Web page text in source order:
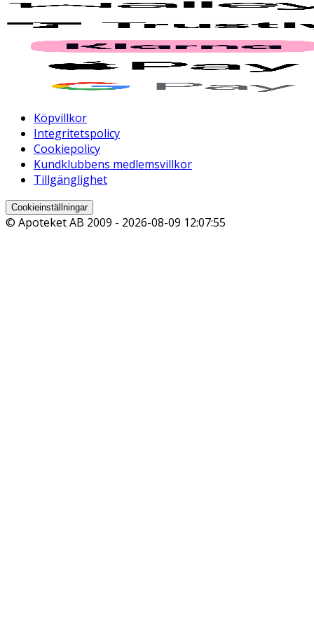
Köpvillkor
Integritetspolicy
Cookiepolicy
Kundklubbens medlemsvillkor
Tillgänglighet
Cookieinställningar
© Apoteket AB 2009 - 2026-08-09 12:07:55